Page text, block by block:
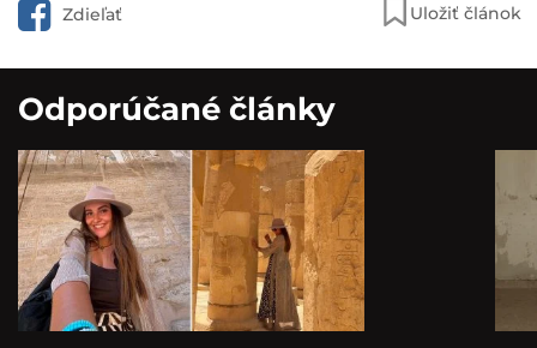
Zdieľať Uložiť článok
Odporúčané články